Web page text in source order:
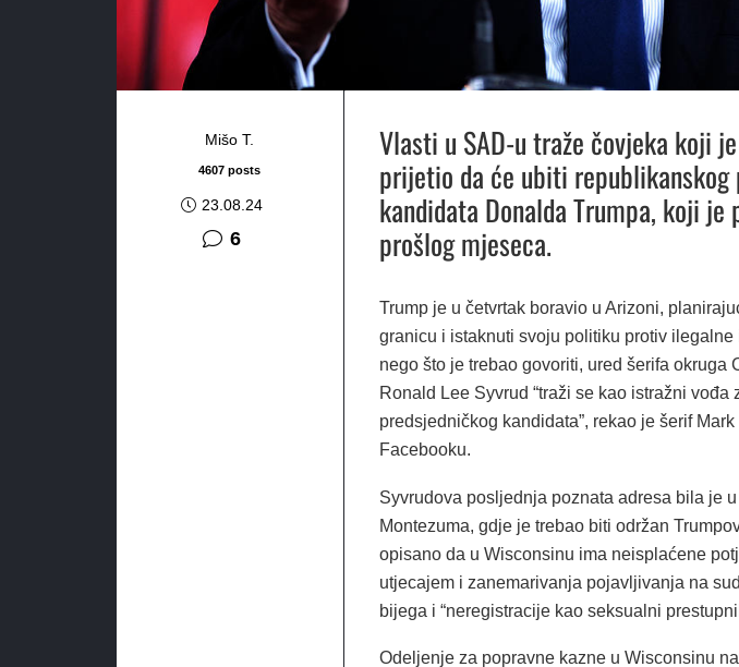
Mišo T.
4607 posts
23.08.24
6komentara
Vlasti u SAD-u traže čovjeka koji
prijetio da će ubiti republikanskog
kandidata Donalda Trumpa, koji
prošlog mjeseca.
Trump je u četvrtak boravio u Arizoni,
granicu i istaknuti svoju politiku protiv
nego što je trebao govoriti, ured šerifa okruga
Ronald Lee Syvrud “traži se kao istražni vođa
predsjedničkog kandidata”, rekao je šerif
Facebooku.
Syvrudova posljednja poznata adresa bila je
Montezuma, gdje je trebao biti održan
opisano da u Wisconsinu ima neisplaćene
utjecajem i zanemarivanja pojavljivanja na
bijega i “neregistracije kao seksualni
Odeljenje za popravne kazne u Wisconsinu